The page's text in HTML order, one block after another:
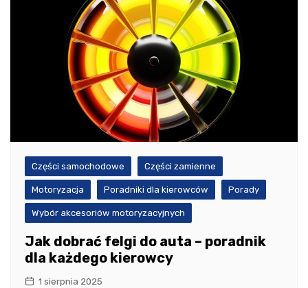
Części samochodowe Części zamienne
Motoryzacja Poradniki dla kierowców Porady
Wybór akcesoriów motoryzacyjnych
Jak dobrać felgi do auta – poradnik
dla każdego kierowcy
1 sierpnia 2025